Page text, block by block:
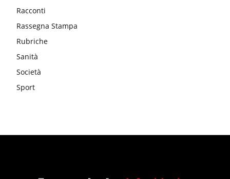
Racconti
Rassegna Stampa
Rubriche
Sanità
Società
Sport